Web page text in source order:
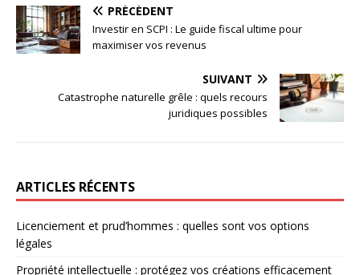
PRÉCÉDENT
Investir en SCPI : Le guide fiscal ultime pour
maximiser vos revenus
SUIVANT
Catastrophe naturelle grêle : quels recours
juridiques possibles
ARTICLES RÉCENTS
Licenciement et prud’hommes : quelles sont vos options
légales
Propriété intellectuelle : protégez vos créations efficacement